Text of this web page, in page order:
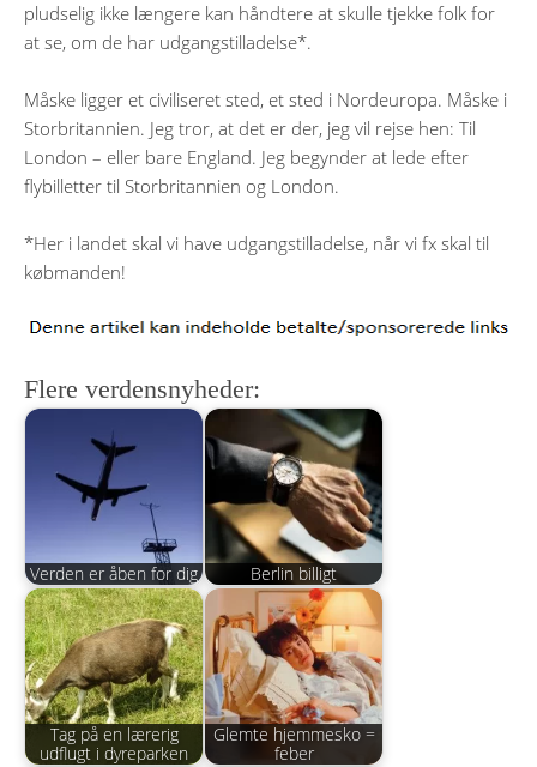
pludselig ikke længere kan håndtere at skulle tjekke folk for
at se, om de har udgangstilladelse*.
Måske ligger et civiliseret sted, et sted i Nordeuropa. Måske i
Storbritannien. Jeg tror, at det er der, jeg vil rejse hen: Til
London – eller bare England. Jeg begynder at lede efter
flybilletter til Storbritannien og London.
*Her i landet skal vi have udgangstilladelse, når vi fx skal til
købmanden!
Flere verdensnyheder:
Verden er åben for dig Berlin billigt
Tag på en lærerig
udflugt i dyreparken
Glemte hjemmesko =
feber